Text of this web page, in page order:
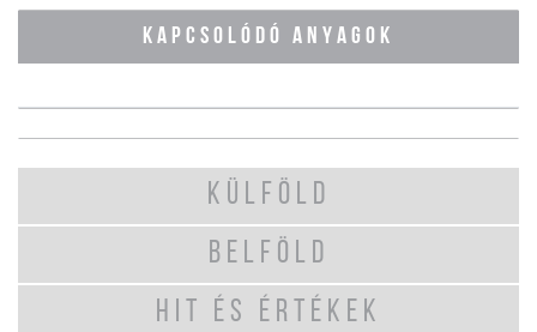
KAPCSOLÓDÓ ANYAGOK
KÜLFÖLD
BELFÖLD
HIT ÉS ÉRTÉKEK